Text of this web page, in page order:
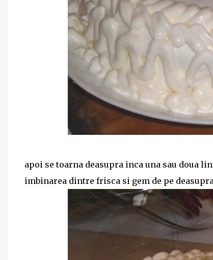
apoi se toarna deasupra inca una sau doua
imbinarea dintre frisca si gem de pe